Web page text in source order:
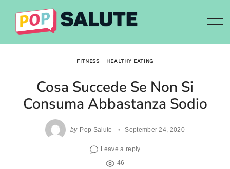
content
FITNESS HEALTHY EATING
Cosa Succede Se Non Si
Consuma Abbastanza Sodio
by Pop Salute September 24, 2020
Leave a reply
46